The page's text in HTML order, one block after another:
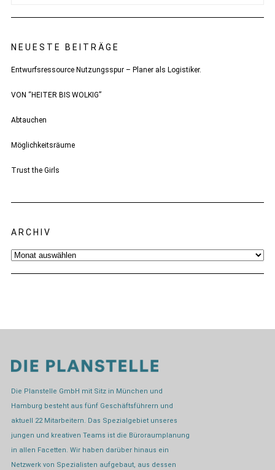
NEUESTE BEITRÄGE
Entwurfsressource Nutzungsspur – Planer als Logistiker.
VON “HEITER BIS WOLKIG”
Abtauchen
Möglichkeitsräume
Trust the Girls
ARCHIV
Archiv
Die Planstelle GmbH mit Sitz in München und
Hamburg besteht aus fünf Geschäftsführern und
aktuell 22 Mitarbeitern. Das Spezialgebiet unseres
jungen und kreativen Teams ist die Büroraumplanung
in allen Facetten. Wir haben darüber hinaus ein
Netzwerk von Spezialisten aufgebaut, aus dessen